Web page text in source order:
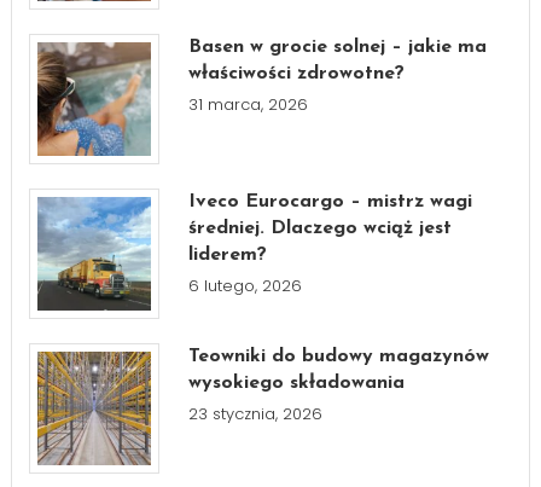
Basen w grocie solnej – jakie ma
właściwości zdrowotne?
31 marca, 2026
Iveco Eurocargo – mistrz wagi
średniej. Dlaczego wciąż jest
liderem?
6 lutego, 2026
Teowniki do budowy magazynów
wysokiego składowania
23 stycznia, 2026